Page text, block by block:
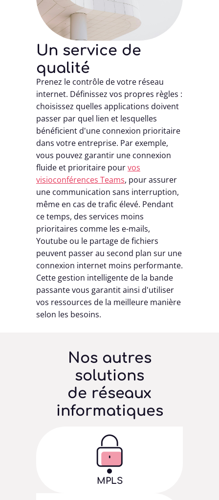
Un service de
qualité
Prenez le contrôle de votre réseau
internet. Définissez vos propres règles :
choisissez quelles applications doivent
passer par quel lien et lesquelles
bénéficient d'une connexion prioritaire
dans votre entreprise. Par exemple,
vous pouvez garantir une connexion
fluide et prioritaire pourvos
visioconférences Teams, pour assurer
une communication sans interruption,
même en cas de trafic élevé. Pendant
ce temps, des services moins
prioritaires comme les e-mails,
Youtube ou le partage de fichiers
peuvent passer au second plan sur une
connexion internet moins performante.
Cette gestion intelligente de la bande
passante vous garantit ainsi d'utiliser
vos ressources de la meilleure manière
selon les besoins.
Nos autres
solutions
de réseaux
informatiques

MPLS